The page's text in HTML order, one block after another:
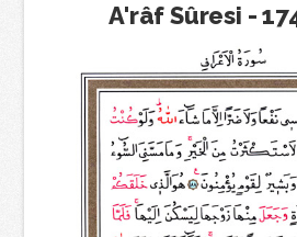
A'râf Sûresi -